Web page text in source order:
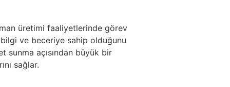
üretimi faaliyetlerinde görev
ve beceriye sahip olduğunu
sunma açısından büyük bir
sağlar.